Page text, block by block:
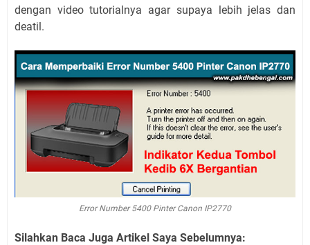
dengan video tutorialnya agar supaya lebih jelas dan
deatil.
Error Number 5400 Pinter Canon IP2770
Silahkan Baca Juga Artikel Saya Sebelumnya: